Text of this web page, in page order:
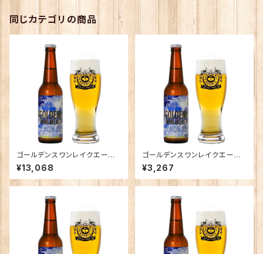
同じカテゴリの商品
ゴールデンスワンレイクエール×
24本
¥13,068
ゴールデンスワンレイクエール×
6本
¥3,267